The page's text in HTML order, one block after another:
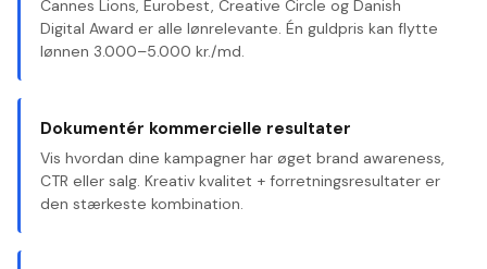
Cannes Lions, Eurobest, Creative Circle og Danish
Digital Award er alle lønrelevante. Én guldpris kan flytte
lønnen 3.000–5.000 kr./md.
Dokumentér kommercielle resultater
Vis hvordan dine kampagner har øget brand awareness,
CTR eller salg. Kreativ kvalitet + forretningsresultater er
den stærkeste kombination.